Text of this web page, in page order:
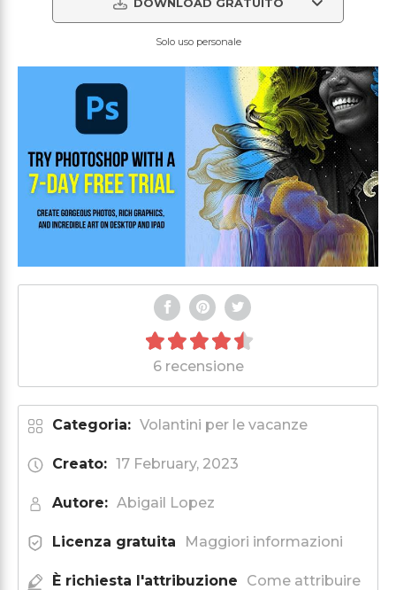
Solo uso personale
6 recensione
Categoria: Volantini per le vacanze
Creato: 17 February, 2023
Autore: Abigail Lopez
Licenza gratuita Maggiori informazioni
È richiesta l'attribuzione Come attribuire